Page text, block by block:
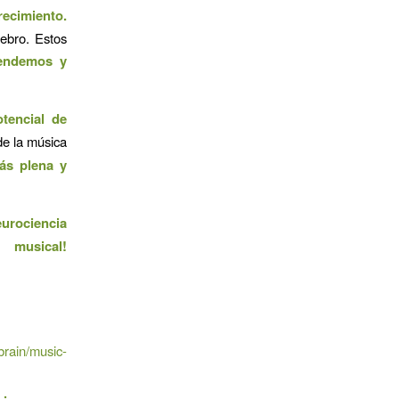
Estos
y
de
la música
plena y
musical!
music-